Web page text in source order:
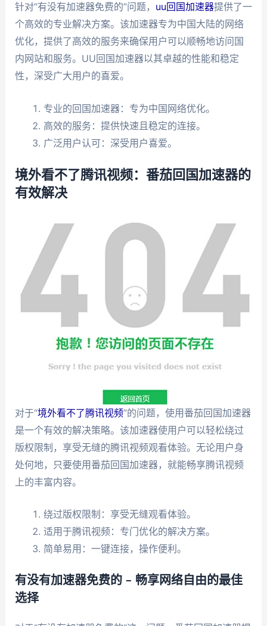
针对“有没有加速器免费的”问题， uu回国加速器提供了一
个高效的专业解决方案。该加速器专为中国大陆的网络
优化，提供了高效的服务来确保用户可以顺畅地访问国
内网站和服务。UU回国加速器以其卓越的性能和稳定
性，深受广大用户的喜爱。
专业的回国加速器：专为中国网络优化。
高效的服务：提供快速且稳定的连接。
广泛用户认可：深受用户喜爱。
境外看不了腾讯视频：番茄回国加速器的
有效解决
对于“境外看不了腾讯视频”的问题，使用番茄回国加速器
是一个有效的解决策略。该加速器使用户可以轻松绕过
版权限制，享受无缝的腾讯视频观看体验。无论用户身
处何地，只要使用番茄回国加速器，就能畅享腾讯视频
上的丰富内容。
绕过版权限制：享受无缝观看体验。
适用于腾讯视频：专门优化的解决方案。
简单易用：一键连接，操作便利。
有没有加速器免费的 – 畅享网络自由的最佳
选择